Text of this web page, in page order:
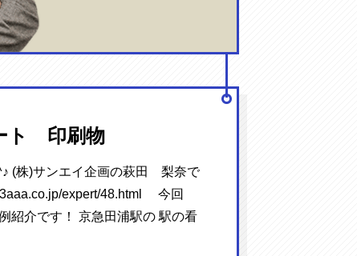
ト 印刷物
(株)サンエイ企画の萩田 梨奈で
expert/48.html 今回
紹介です！ 京急田浦駅の 駅の看